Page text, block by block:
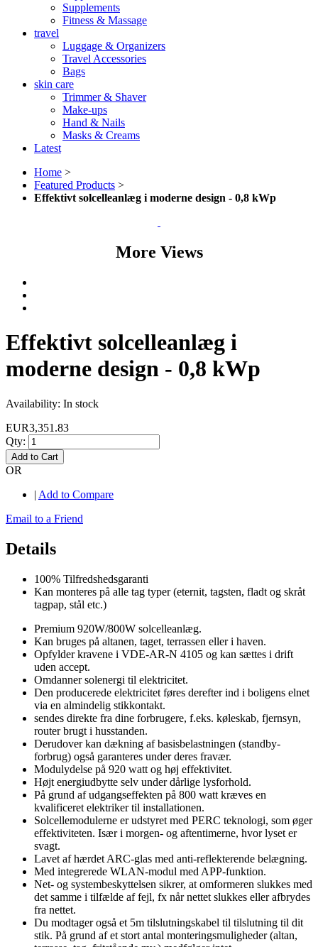
Supplements
Fitness & Massage
travel
Luggage & Organizers
Travel Accessories
Bags
skin care
Trimmer & Shaver
Make-ups
Hand & Nails
Masks & Creams
Latest
Home >
Featured Products >
Effektivt solcelleanlæg i moderne design - 0,8 kWp
More Views
Effektivt solcelleanlæg i
moderne design - 0,8 kWp
Availability: In stock
EUR3,351.83
Qty:
Add to Cart
OR
| Add to Compare
Email to a Friend
Details
100% Tilfredshedsgaranti
Kan monteres på alle tag typer (eternit, tagsten, fladt og skråt
tagpap, stål etc.)
Premium 920W/800W solcelleanlæg.
Kan bruges på altanen, taget, terrassen eller i haven.
Opfylder kravene i VDE-AR-N 4105 og kan sættes i drift
uden accept.
Omdanner solenergi til elektricitet.
Den producerede elektricitet føres derefter ind i boligens elnet
via en almindelig stikkontakt.
sendes direkte fra dine forbrugere, f.eks. køleskab, fjernsyn,
router brugt i husstanden.
Derudover kan dækning af basisbelastningen (standby-
forbrug) også garanteres under deres fravær.
Modulydelse på 920 watt og høj effektivitet.
Højt energiudbytte selv under dårlige lysforhold.
På grund af udgangseffekten på 800 watt kræves en
kvalificeret elektriker til installationen.
Solcellemodulerne er udstyret med PERC teknologi, som øger
effektiviteten. Især i morgen- og aftentimerne, hvor lyset er
svagt.
Lavet af hærdet ARC-glas med anti-reflekterende belægning.
Med integrerede WLAN-modul med APP-funktion.
Net- og systembeskyttelsen sikrer, at omformeren slukkes med
det samme i tilfælde af fejl, fx når nettet slukkes eller afbrydes
fra nettet.
Du modtager også et 5m tilslutningskabel til tilslutning til dit
stik. På grund af et stort antal monteringsmuligheder (altan,